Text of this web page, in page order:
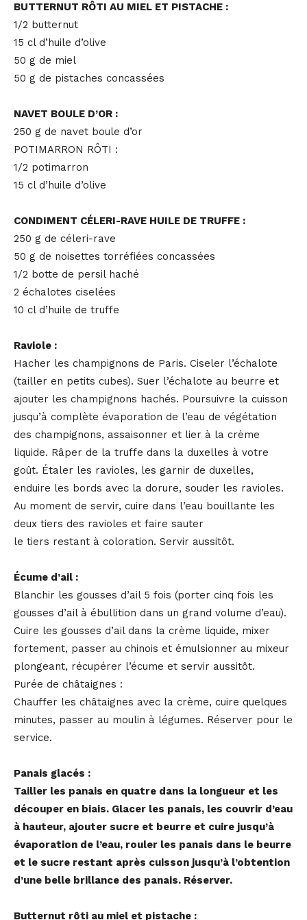
BUTTERNUT RÔTI AU MIEL ET PISTACHE :
1/2 butternut
15 cl d’huile d’olive
50 g de miel
50 g de pistaches concassées
NAVET BOULE D’OR :
250 g de navet boule d’or
POTIMARRON RÔTI :
1/2 potimarron
15 cl d’huile d’olive
CONDIMENT CÉLERI-RAVE HUILE DE TRUFFE :
250 g de céleri-rave
50 g de noisettes torréfiées concassées
1/2 botte de persil haché
2 échalotes ciselées
10 cl d’huile de truffe
Raviole :
Hacher les champignons de Paris. Ciseler l’échalote
(tailler en petits cubes). Suer l’échalote au beurre et
ajouter les champignons hachés. Poursuivre la cuisson
jusqu’à complète évaporation de l’eau de végétation
des champignons, assaisonner et lier à la crème
liquide. Râper de la truffe dans la duxelles à votre
goût. Étaler les ravioles, les garnir de duxelles,
enduire les bords avec la dorure, souder les ravioles.
Au moment de servir, cuire dans l’eau bouillante les
deux tiers des ravioles et faire sauter
le tiers restant à coloration. Servir aussitôt.
Écume d’ail :
Blanchir les gousses d’ail 5 fois (porter cinq fois les
gousses d’ail à ébullition dans un grand volume d’eau).
Cuire les gousses d’ail dans la crème liquide, mixer
fortement, passer au chinois et émulsionner au mixeur
plongeant, récupérer l’écume et servir aussitôt.
Purée de châtaignes :
Chauffer les châtaignes avec la crème, cuire quelques
minutes, passer au moulin à légumes. Réserver pour le
service.
Panais glacés :
Tailler les panais en quatre dans la longueur et les
découper en biais. Glacer les panais, les couvrir d’eau
à hauteur, ajouter sucre et beurre et cuire jusqu’à
évaporation de l’eau, rouler les panais dans le beurre
et le sucre restant après cuisson jusqu’à l’obtention
d’une belle brillance des panais. Réserver.
Butternut rôti au miel et pistache :